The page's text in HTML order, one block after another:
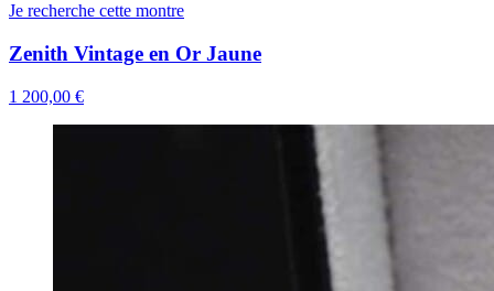
Je recherche cette montre
Zenith Vintage en Or Jaune
1 200,00 €